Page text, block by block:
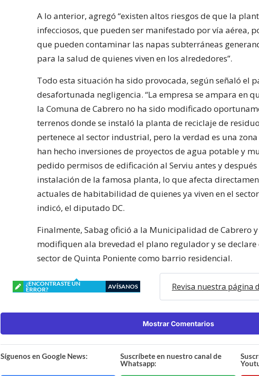
A lo anterior, agregó “existen altos riesgos de que la
infecciosos, que pueden ser manifestado por vía aérea,
que pueden contaminar las napas subterráneas
para la salud de quienes viven en los alrededores”.
Todo esta situación ha sido provocada, según señaló el
desafortunada negligencia. “La empresa se ampara en
la Comuna de Cabrero no ha sido modificado
terrenos donde se instaló la planta de reciclaje de
pertenece al sector industrial, pero la verdad es una
han hecho inversiones de proyectos de agua potable y
pedido permisos de edificación al Serviu antes y
instalación de la famosa planta, lo que afecta
actuales de habitabilidad de quienes ya viven en el
indicó, el diputado DC.
Finalmente, Sabag ofició a la Municipalidad de Cabrero
modifiquen ala brevedad el plano regulador y se declare
sector de Quinta Poniente como barrio residencial.
¿ENCONTRASTE UN
ERROR?
AVÍSANOS Revisa nuestra página
Mostrar Comentarios
Síguenos en Google News:
Suscríbete en nuestro canal de
Whatsapp: